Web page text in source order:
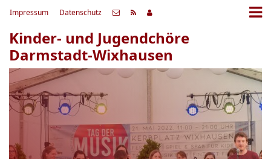
Impressum Datenschutz
Kinder- und Jugendchöre
Darmstadt-Wixhausen